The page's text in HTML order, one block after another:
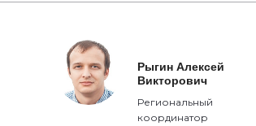
Рыгин Алексей
Викторович
Региональный
координатор